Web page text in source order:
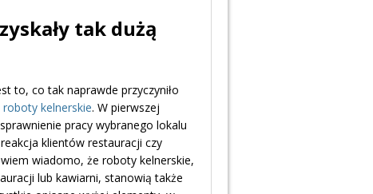
tak dużą
to, co tak naprawde przyczyniło
roboty kelnerskie. W pierwszej
pracy wybranego lokalu
klientów restauracji czy
wiadomo, że roboty kelnerskie,
lub kawiarni, stanowią także